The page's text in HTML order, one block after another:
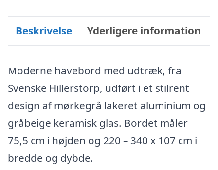
Beskrivelse Yderligere information
Moderne havebord med udtræk, fra
Svenske Hillerstorp, udført i et stilrent
design af mørkegrå lakeret aluminium og
gråbeige keramisk glas. Bordet måler
75,5 cm i højden og 220 – 340 x 107 cm i
bredde og dybde.